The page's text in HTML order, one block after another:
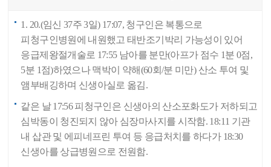
1. 20.(임신 37주 3일) 17:07, 청구인은 복통으로
피청구인병원에 내원했고 태반조기박리 가능성이 있어
응급제왕절개술로 17:55 남아를 분만(아프가 점수 1분 0점,
5분 1점)하였으나 맥박이 약해(60회/분 미만) 산소 투여 및
앰부배깅하며 신생아실로 옮김.
같은 날 17:56 피청구인은 신생아의 산소포화도가 저하되고
심박동이 청진되지 않아 심장마사지를 시작함. 18:11 기관
내 삽관 및 에피네프린 투여 등 응급처치를 하다가 18:30
신생아를 상급병원으로 전원함.